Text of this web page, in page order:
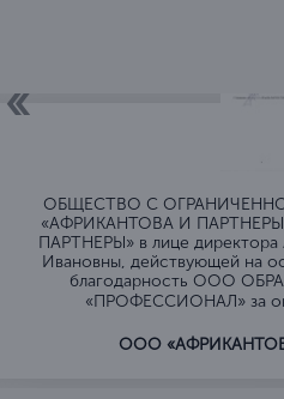
ОБЩЕСТВО C
«АФРИКАНТОВА И
ПАРТНЕРЫ» в лице
Ивановны, действующей на
благодарность ООО
«ПРОФЕССИОНАЛ» за
ООО